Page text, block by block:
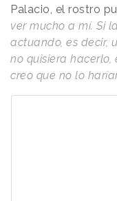
Palacio, el rostro
ver mucho a mí. Si
actuando, es decir,
no quisiera hacerlo,
creo que no lo